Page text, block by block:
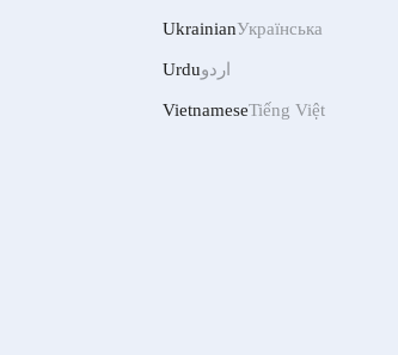
UkrainianУкраїнська
Urduاردو
VietnameseTiếng Việt